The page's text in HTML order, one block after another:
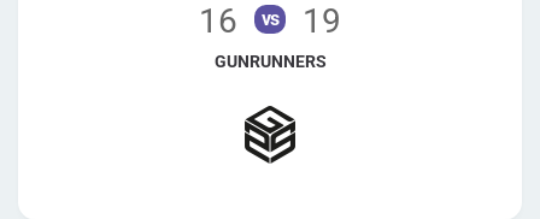
16 vs 19
GUNRUNNERS